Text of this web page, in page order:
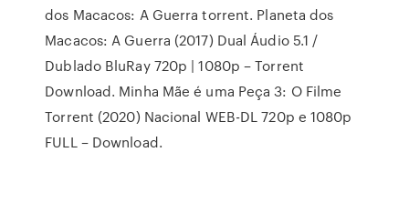
dos Macacos: A Guerra torrent. Planeta dos
Macacos: A Guerra (2017) Dual Áudio 5.1 /
Dublado BluRay 720p | 1080p – Torrent
Download. Minha Mãe é uma Peça 3: O Filme
Torrent (2020) Nacional WEB-DL 720p e 1080p
FULL – Download.